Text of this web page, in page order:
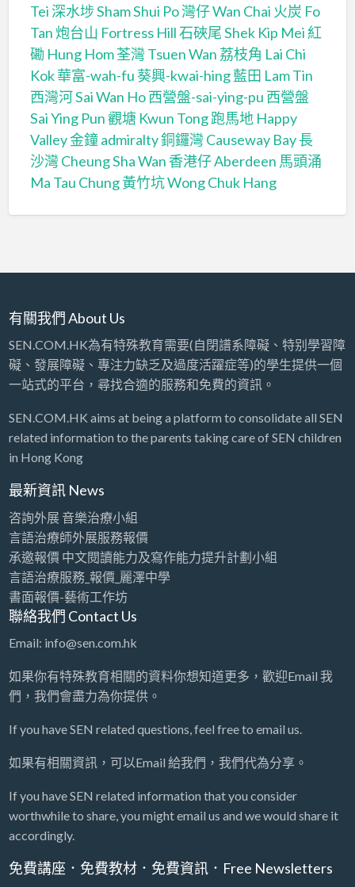
Tei深水埗 Sham Shui Po灣仔 Wan Chai 火炭 Fo
Tan炮台山 Fortress Hill石硤尾 Shek Kip Mei 紅
磡 Hung Hom荃灣 Tsuen Wan 荔枝角 Lai Chi
Kok華富-wah-fu葵興-kwai-hing藍田 Lam Tin
西灣河 Sai Wan Ho西營盤-sai-ying-pu 西營盤
Sai Ying Pun觀塘 Kwun Tong跑馬地 Happy
Valley金鐘 admiralty銅鑼灣 Causeway Bay長
沙灣 Cheung Sha Wan 香港仔 Aberdeen 馬頭涌
Ma Tau Chung黃竹坑 Wong Chuk Hang
有關我們 About Us
SEN.COM.HK為有特殊教育需要(自閉譜系障礙、特别學習障
礙、發展障礙、專注力缺乏及過度活躍症等)的學生提供一個
一站式的平台，尋找合適的服務和免費的資訊。
SEN.COM.HK aims at being a platform to consolidate all SEN
related information to the parents taking care of SEN children
in Hong Kong
最新資訊 News
咨詢外展 音樂治療小組
言語治療師外展服務報價
承邀報價 中文閱讀能力及寫作能力提升計劃小組
言語治療服務_報價_麗澤中學
書面報價-藝術工作坊
聯絡我們 Contact Us
Email: info@sen.com.hk
如果你有特殊教育相關的資料你想知道更多，歡迎Email 我
們，我們會盡力為你提供。
If you have SEN related questions, feel free to email us.
如果有相關資訊，可以Email 給我們，我們代為分享。
If you have SEN related information that you consider
worthwhile to share, you might email us and we would share it
accordingly.
免費講座．免費教材．免費資訊．Free Newsletters